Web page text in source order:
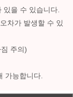
을 수 있습니다.
차가 발생할 수 있
주의)
가능합니다.